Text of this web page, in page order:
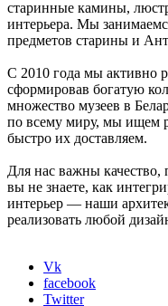
старинные камины,
интерьера. Мы
предметов старины и
С 2010 года мы активно
сформировав богатую
множество музеев в
по всему миру, мы ищем
быстро их доставляем.
Для нас важны
вы не знаете, как
интерьер — наши
реализовать любой
Vk
facebook
Twitter